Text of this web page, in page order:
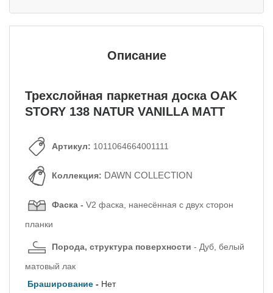
Описание
Трехслойная паркетная доска OAK
STORY 138 NATUR VANILLA MATT
Артикул: 1011064664001111
Коллекция: DAWN COLLECTION
Фаска - V2 фаска, нанесённая с двух сторон
планки
Порода, структура поверхности - Дуб, белый
матовый лак
Браширование - Нет